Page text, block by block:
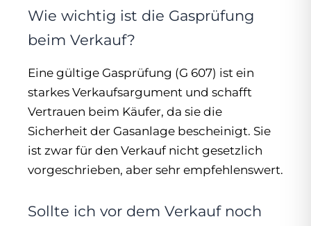
Wie wichtig ist die Gasprüfung
beim Verkauf?
Eine gültige Gasprüfung (G 607) ist ein
starkes Verkaufsargument und schafft
Vertrauen beim Käufer, da sie die
Sicherheit der Gasanlage bescheinigt. Sie
ist zwar für den Verkauf nicht gesetzlich
vorgeschrieben, aber sehr empfehlenswert.
Sollte ich vor dem Verkauf noch